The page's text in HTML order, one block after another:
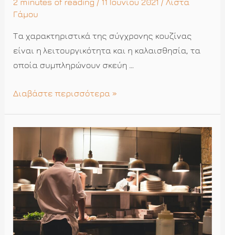
Γάμου
Τα χαρακτηριστικά της σύγχρονης κουζίνας
είναι η λειτουργικότητα και η καλαισθησία, τα
οποία συμπληρώνουν σκεύη …
Λίστα
ξεχωριστή
κουζίνα
Διαβάστε περισσότερα »